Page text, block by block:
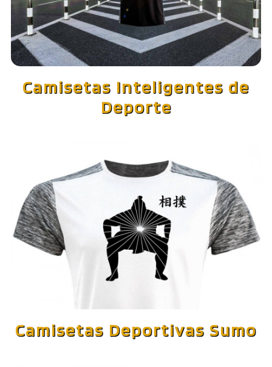
Camisetas Inteligentes de
Deporte
Camisetas Deportivas Sumo